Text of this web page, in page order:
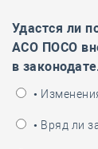
Удастся ли
АСО ПОСО
в
•
• Вряд ли